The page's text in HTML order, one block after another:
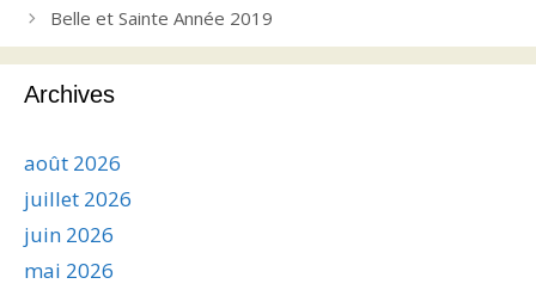
Belle et Sainte Année 2019
Archives
août 2026
juillet 2026
juin 2026
mai 2026